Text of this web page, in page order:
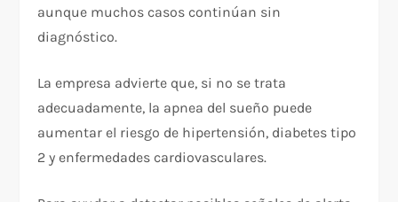
aunque muchos casos continúan sin
diagnóstico.
La empresa advierte que, si no se trata
adecuadamente, la apnea del sueño puede
aumentar el riesgo de hipertensión, diabetes tipo
2 y enfermedades cardiovasculares.